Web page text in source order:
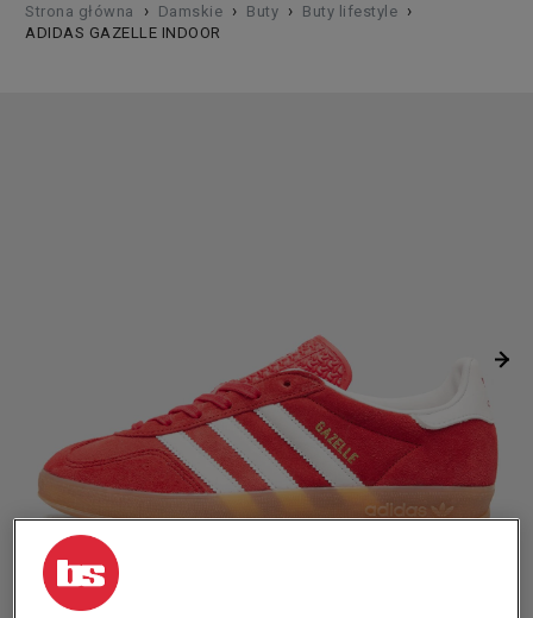
Strona główna › Damskie › Buty › Buty lifestyle ›
ADIDAS GAZELLE INDOOR